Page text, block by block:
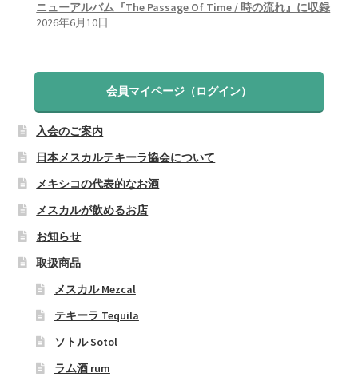
ニューアルバム『The Passage Of Time / 時の流れ』に収録
2026年6月10日
会員マイページ（ログイン）
入会のご案内
日本メスカルテキーラ協会について
メキシコの代表的なお酒
メスカルが飲めるお店
お知らせ
取扱商品
メスカル Mezcal
テキーラ Tequila
ソトル Sotol
ラム酒 rum